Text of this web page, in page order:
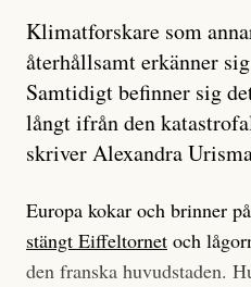
Klimatforskare som
återhållsamt erkänner
Samtidigt befinner sig
långt ifrån den
skriver Alexandra
Europa kokar och brinner
stängt Eiffeltornet och
den franska huvudstaden.